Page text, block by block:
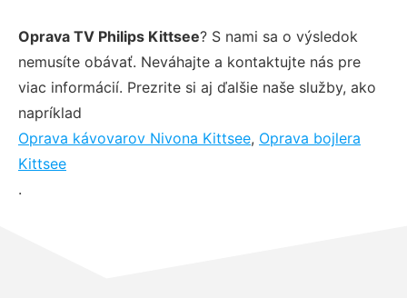
Oprava TV Philips Kittsee? S nami sa o výsledok
nemusíte obávať. Neváhajte a kontaktujte nás pre
viac informácií. Prezrite si aj ďalšie naše služby, ako
napríklad
Oprava kávovarov Nivona Kittsee, Oprava bojlera
Kittsee
.